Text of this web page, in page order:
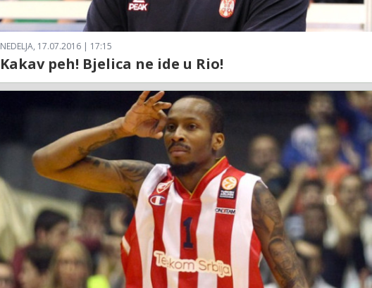
NEDELJA, 17.07.2016 | 17:15
Kakav peh! Bjelica ne ide u Rio!